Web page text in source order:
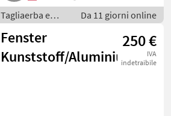
Tagliaerba e
macchine da
giardinaggio /
Porte e finestre
Da 11 giorni online
Fenster
Kunststoff/Aluminium
250 €
IVA
indetraibile